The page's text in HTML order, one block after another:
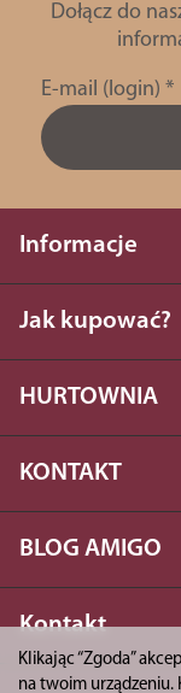
Dołącz do
E-mail (login) *
Informacje
Jak kupować?
HURTOWNIA
KONTAKT
BLOG AMIGO
Kontakt
Klikając “Zgoda”
na twoim urządzeniu.